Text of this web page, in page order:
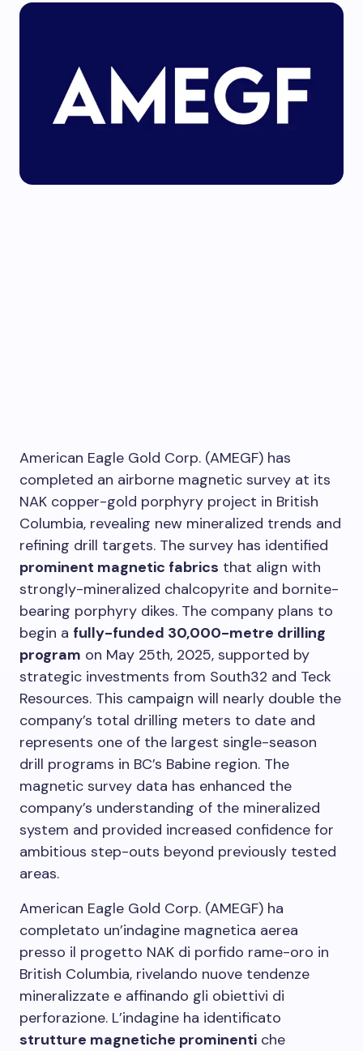
American Eagle Gold Corp. (AMEGF) has
completed an airborne magnetic survey at its
NAK copper-gold porphyry project in British
Columbia, revealing new mineralized trends and
refining drill targets. The survey has identified
prominent magnetic fabrics that align with
strongly-mineralized chalcopyrite and bornite-
bearing porphyry dikes. The company plans to
begin a fully-funded 30,000-metre drilling
program on May 25th, 2025, supported by
strategic investments from South32 and Teck
Resources. This campaign will nearly double the
company’s total drilling meters to date and
represents one of the largest single-season
drill programs in BC’s Babine region. The
magnetic survey data has enhanced the
company’s understanding of the mineralized
system and provided increased confidence for
ambitious step-outs beyond previously tested
areas.
American Eagle Gold Corp. (AMEGF) ha
completato un’indagine magnetica aerea
presso il progetto NAK di porfido rame-oro in
British Columbia, rivelando nuove tendenze
mineralizzate e affinando gli obiettivi di
perforazione. L’indagine ha identificato
strutture magnetiche prominenti che